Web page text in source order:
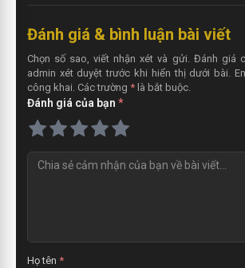
Đánh giá & bình luận bài viết
Chọn số sao, viết nhận xét và gửi. Đánh giá
admin xét duyệt trước khi hiển thị dưới bài.
công khai. Các trường *là bắt buộc.
Đánh giá của bạn *
Họ tên *